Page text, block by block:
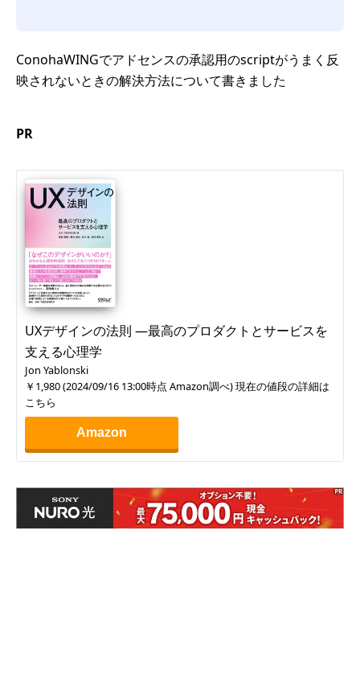
ConohaWINGでアドセンスの承認用のscriptがうまく反
映されないときの解決方法について書きました
PR
UXデザインの法則 ―最高のプロダクトとサービスを
支える心理学
Jon Yablonski
￥1,980(2024/09/16 13:00時点 Amazon調べ) 現在の値段の詳細は
こちら
Amazon